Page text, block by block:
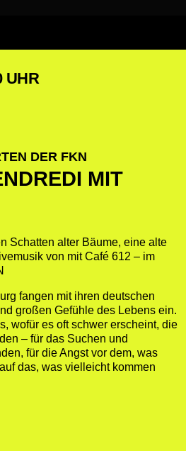
UHR
DER FKN
MIT
Schatten alter Bäume, eine alte
von mit Café 612 – im
fangen mit ihren deutschen
großen Gefühle des Lebens ein.
wofür es oft schwer erscheint, die
– für das Suchen und
für die Angst vor dem, was
das, was vielleicht kommen